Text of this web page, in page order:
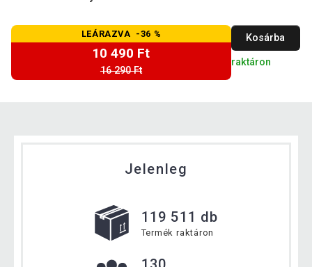
LEÁRAZVA -36 %
10 490 Ft
16 290 Ft
Kosárba
raktáron
Jelenleg
119 511 db
Termék raktáron